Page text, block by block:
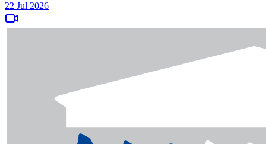
22 Jul 2026